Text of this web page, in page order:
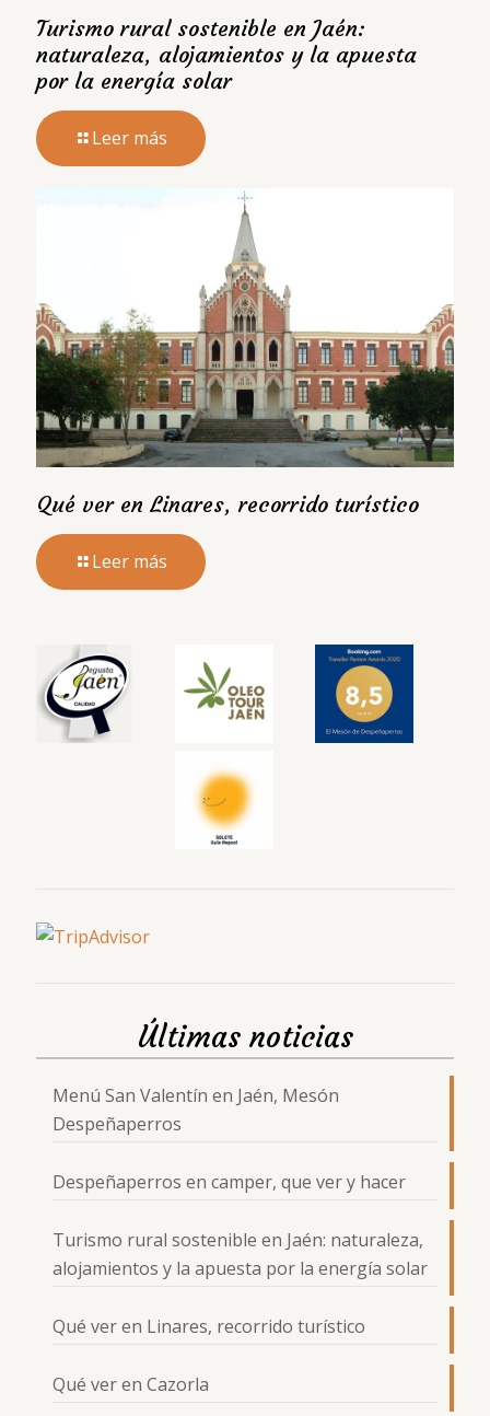
Turismo rural sostenible en Jaén:
naturaleza, alojamientos y la apuesta
por la energía solar
Leer más
Qué ver en Linares, recorrido turístico
Leer más
Últimas noticias
Menú San Valentín en Jaén, Mesón
Despeñaperros
Despeñaperros en camper, que ver y hacer
Turismo rural sostenible en Jaén: naturaleza,
alojamientos y la apuesta por la energía solar
Qué ver en Linares, recorrido turístico
Qué ver en Cazorla